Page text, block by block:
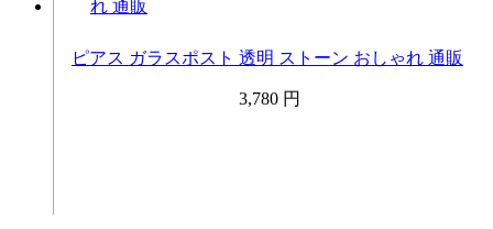
ピアス ガラスポスト 透明 ストーン おしゃれ 通販
3,780 円